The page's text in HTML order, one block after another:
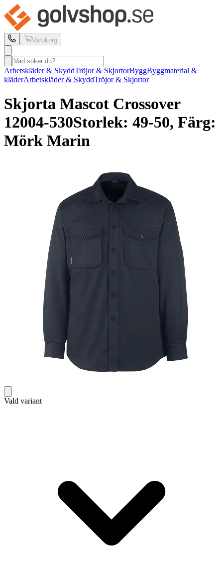
Varukorg
Arbetskläder & SkyddTröjor & SkjortorByggByggmaterial &
kläderArbetskläder & SkyddTröjor & Skjortor
Skjorta Mascot Crossover
12004-530Storlek: 49-50, Färg:
Mörk Marin
Vald variant